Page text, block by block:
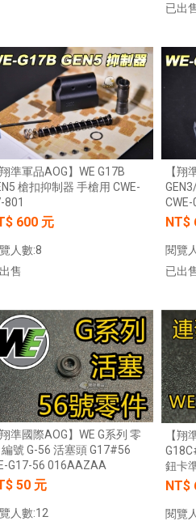
已出
翔準軍品AOG】WE G17B
槍扣抑制器 手槍用 CWE-
801
600 元
人數:8
售
加入購物車
【翔
NT$
閱覽
已出
翔準國際AOG】WE G系列 零
編號 G-56 活塞頭 G17#56
G17-56 016AAZAA
50 元
人數:12
【翔
鈕卡
NT$
閱覽